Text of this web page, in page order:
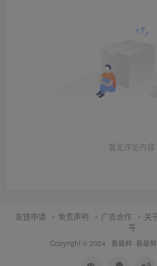
暂无评论内容
友链申请 免责声明 广告合作 关
号
Copyright © 2024 · 看最鲜 ·看最